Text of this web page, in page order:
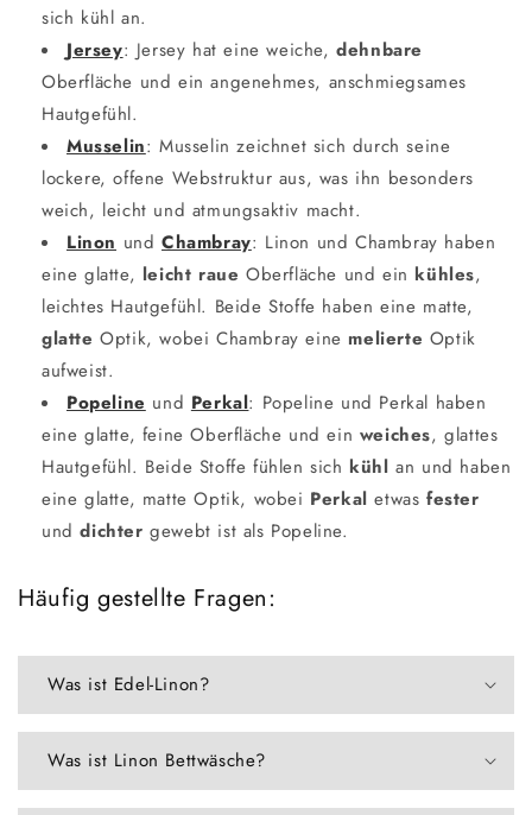
sich kühl an.
Jersey: Jersey hat eine weiche,dehnbare
Oberfläche und ein angenehmes, anschmiegsames
Hautgefühl.
Musselin: Musselin zeichnet sich durch seine
lockere, offene Webstruktur aus, was ihn besonders
weich, leicht und atmungsaktiv macht.
Linon und Chambray: Linon und Chambray haben
eine glatte, leicht raue Oberfläche und ein kühles,
leichtes Hautgefühl. Beide Stoffe haben eine matte,
glatte Optik, wobei Chambray eine melierte Optik
aufweist.
Popeline und Perkal: Popeline und Perkal haben
eine glatte, feine Oberfläche und ein weiches, glattes
Hautgefühl. Beide Stoffe fühlen sich kühl an und haben
eine glatte, matte Optik, wobei Perkal etwasfester
unddichter gewebt ist als Popeline.
Häufig gestellte Fragen:
Was ist Edel-Linon?
Was ist Linon Bettwäsche?